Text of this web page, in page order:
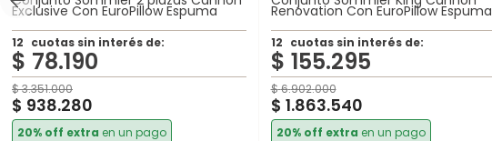
Exclusive Con EuroPillow Espuma
12 cuotas sin interés de:
$ 78.190
$3.351.000
$ 938.280
20% off extra en un pago
Renovation Con EuroPillow Espuma
12 cuotas sin interés de:
$ 155.295
$6.902.000
$ 1.863.540
20% off extra en un pago